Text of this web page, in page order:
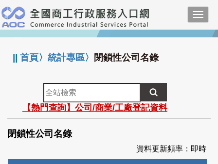
跳
到
主
要
:::
||首頁〉統計專區〉 閉鎖性公司名錄
全
站
檢
索
【熱門查詢】公司/商業/工廠登記資料
閉鎖性公司名錄
資料更新頻率：即時